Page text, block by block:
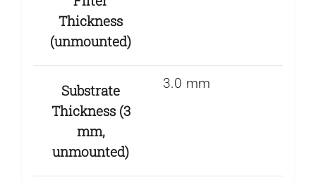
Thickness
(unmounted)
Substrate
Thickness (3
mm,
unmounted)
3.0 mm